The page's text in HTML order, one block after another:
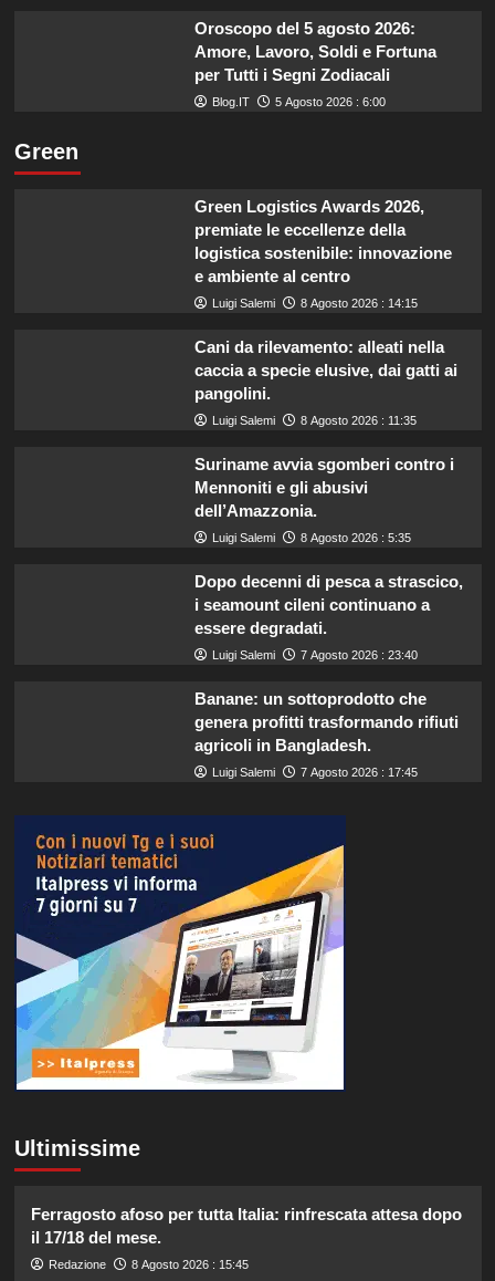
Oroscopo del 5 agosto 2026:
Amore, Lavoro, Soldi e Fortuna
per Tutti i Segni Zodiacali
Blog.IT 5 Agosto 2026 : 6:00
Green
Green Logistics Awards 2026,
premiate le eccellenze della
logistica sostenibile: innovazione
e ambiente al centro
Luigi Salemi 8 Agosto 2026 : 14:15
Cani da rilevamento: alleati nella
caccia a specie elusive, dai gatti ai
pangolini.
Luigi Salemi 8 Agosto 2026 : 11:35
Suriname avvia sgomberi contro i
Mennoniti e gli abusivi
dell’Amazzonia.
Luigi Salemi 8 Agosto 2026 : 5:35
Dopo decenni di pesca a strascico,
i seamount cileni continuano a
essere degradati.
Luigi Salemi 7 Agosto 2026 : 23:40
Banane: un sottoprodotto che
genera profitti trasformando rifiuti
agricoli in Bangladesh.
Luigi Salemi 7 Agosto 2026 : 17:45
Ultimissime
Ferragosto afoso per tutta Italia: rinfrescata attesa dopo
il 17/18 del mese.
Redazione 8 Agosto 2026 : 15:45